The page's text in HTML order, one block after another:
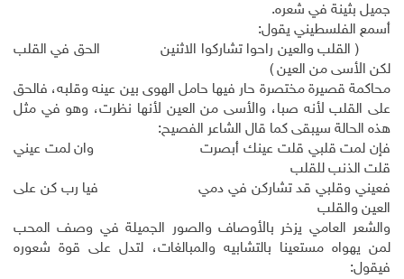
جميل بثينة في شعره.
أسمع الفلسطيني يقول:
( القلب والعين راحوا تشاركوا الاثنين الحق في القلب
لكن الأسى من العين )
محاكمة قصيرة مختصرة حار فيها حامل الهوى بين عينه وقلبه، فالحق
على القلب لأنه صبا، والأسى من العين لأنها نظرت، وهو في مثل
هذه الحالة سيبقى كما قال الشاعر الفصيح:
فإن لمت قلبي قلت عينك أبصرت وان لمت عيني
قلت الذنب للقلب
فعيني وقلبي قد تشاركن في دمي فيا رب كن على
العين والقلب
والشعر العامي يزخر بالأوصاف والصور الجميلة في وصف المحب
لمن يهواه مستعينا بالتشابيه والمبالغات، لتدل على قوة شعوره
فيقول: